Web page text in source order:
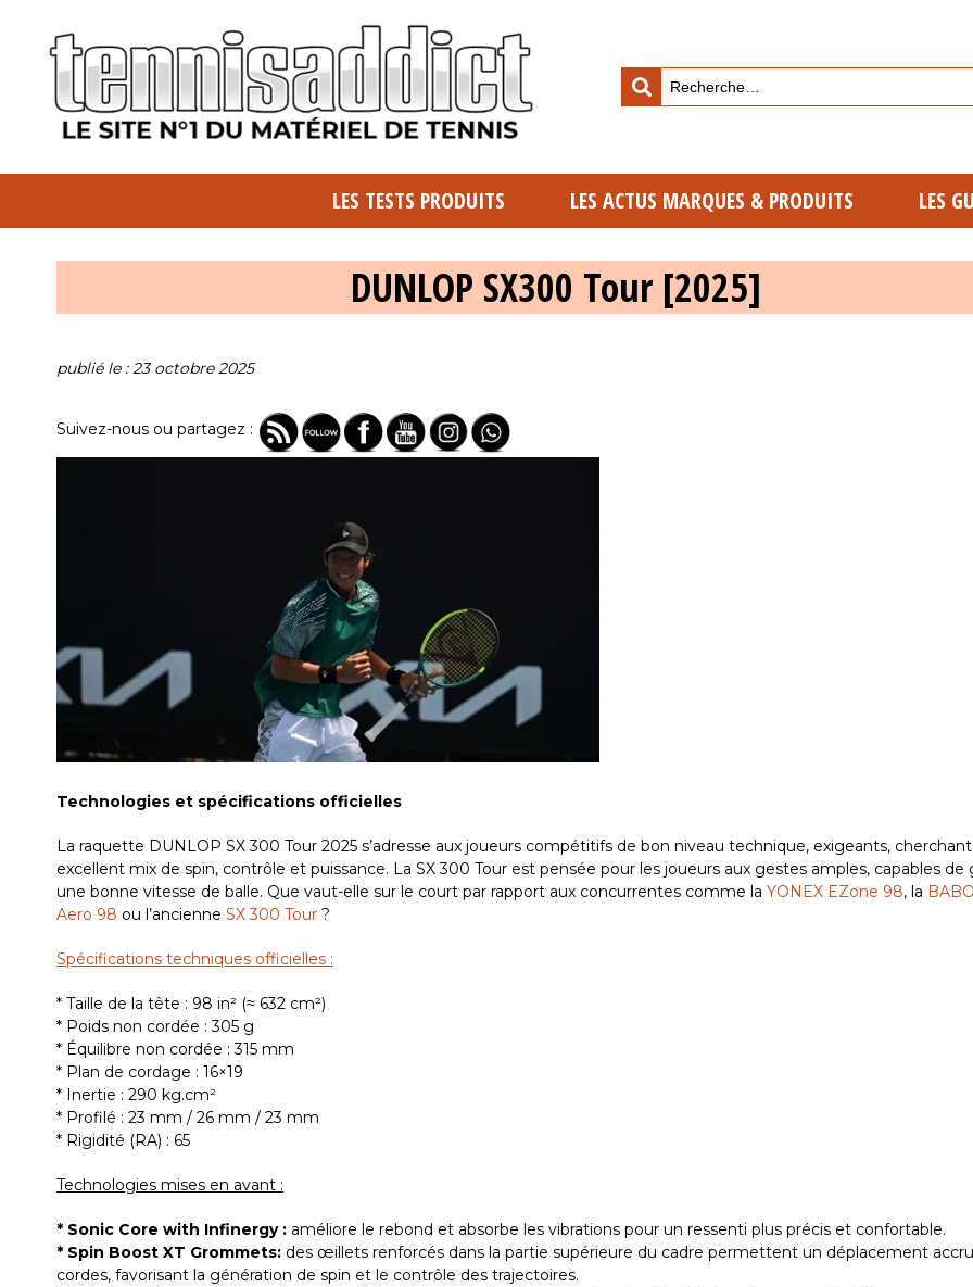
LES TESTS PRODUITS LES ACTUS MARQUES & PRODUITS LES
DUNLOP SX300 Tour [2025]
publié le : 23 octobre 2025
Suivez-nous ou partagez :
Technologies et spécifications officielles
La raquette DUNLOP SX 300 Tour 2025 s’adresse aux joueurs compétitifs de bon niveau technique, exigeants,
excellent mix de spin, contrôle et puissance. La SX 300 Tour est pensée pour les joueurs aux gestes amples, capables de
une bonne vitesse de balle. Que vaut-elle sur le court par rapport aux concurrentes comme la YONEX EZone 98, la
Aero 98 ou l’ancienne SX 300 Tour ?
Spécifications techniques officielles :
* Taille de la tête : 98 in² (≈ 632 cm²)
* Poids non cordée : 305 g
* Équilibre non cordée : 315 mm
* Plan de cordage : 16×19
* Inertie : 290 kg.cm²
* Profilé : 23 mm / 26 mm / 23 mm
* Rigidité (RA) : 65
Technologies mises en avant :
* Sonic Core with Infinergy : améliore le rebond et absorbe les vibrations pour un ressenti plus précis et confortable.
* Spin Boost XT Grommets: des œillets renforcés dans la partie supérieure du cadre permettent un déplacement
cordes, favorisant la génération de spin et le contrôle des trajectoires.